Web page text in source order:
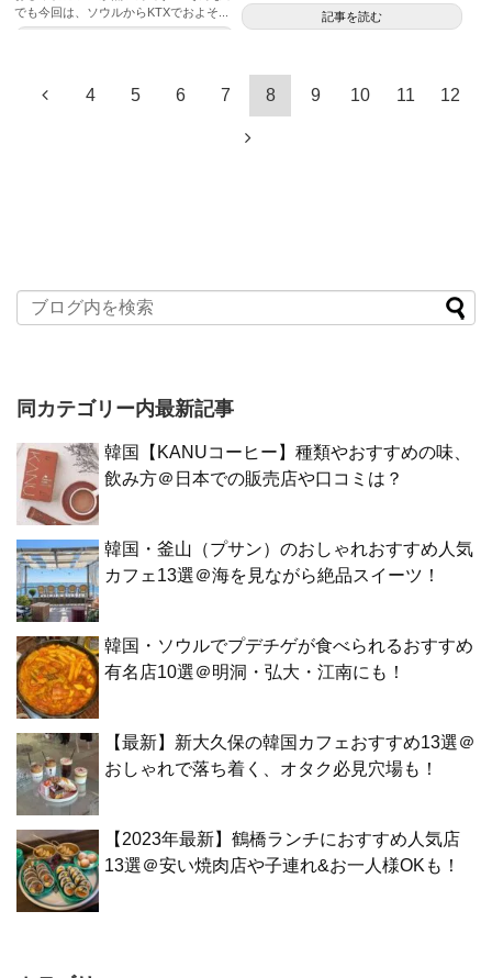
でも今回は、ソウルからKTXでおよそ...
す。 ...
記事を読む
4 5 6 7 8 9 10 11 12
同カテゴリー内最新記事
韓国【KANUコーヒー】種類やおすすめの味、
飲み方＠日本での販売店や口コミは？
韓国・釜山（プサン）のおしゃれおすすめ人気
カフェ13選＠海を見ながら絶品スイーツ！
韓国・ソウルでプデチゲが食べられるおすすめ
有名店10選＠明洞・弘大・江南にも！
【最新】新大久保の韓国カフェおすすめ13選＠
おしゃれで落ち着く、オタク必見穴場も！
【2023年最新】鶴橋ランチにおすすめ人気店
13選＠安い焼肉店や子連れ&お一人様OKも！